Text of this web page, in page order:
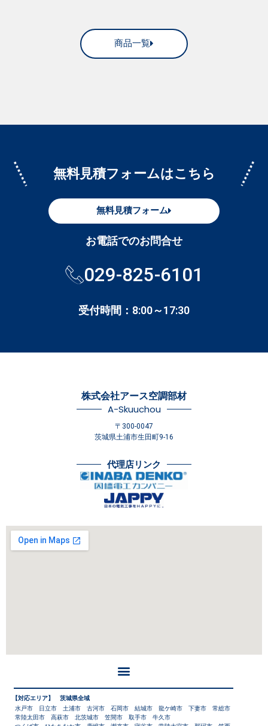
商品一覧
無料見積フォームはこちら
無料見積フォーム
お電話でのお問合せ
029-825-6101
受付時間：8:00～17:30
株式会社アース空調部材
A-Skuuchou
〒300-0047
茨城県土浦市生田町9-16
代理店リンク
【対応エリア】 茨城県全域
水戸市 日立市 土浦市 古河市 石岡市 結城市 龍ケ崎市 下妻市 常総市
常陸太田市 高萩市 北茨城市 笠間市 取手市 牛久市